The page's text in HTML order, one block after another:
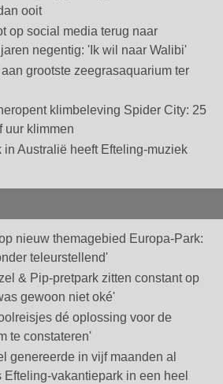
ooit
op social media terug naar
negentig: 'Ik wil naar Walibi'
grootste zeegrasaquarium ter
klimbeleving Spider City: 25
uur klimmen
in Australië heeft Efteling-muziek
nieuw themagebied Europa-Park:
teleurstellend'
& Pip-pretpark zitten constant op
gewoon niet oké'
dé oplossing voor de
te constateren'
genereerde in vijf maanden al
vakantiepark in een heel